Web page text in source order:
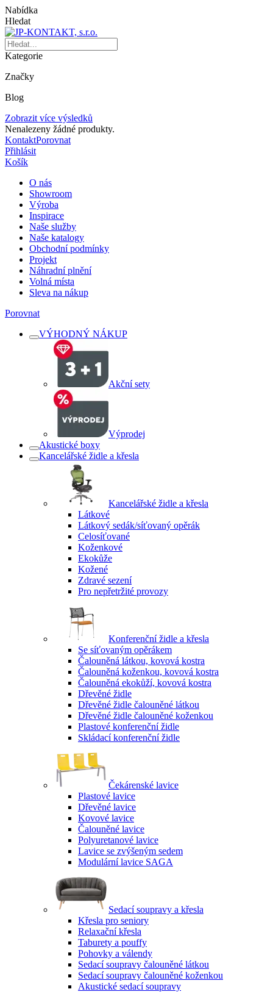
Nabídka
Hledat
Kategorie
Značky
Blog
Zobrazit více výsledků
Nenalezeny žádné produkty.
KontaktPorovnat
Přihlásit
Košík
O nás
Showroom
Výroba
Inspirace
Naše služby
Naše katalogy
Obchodní podmínky
Projekt
Náhradní plnění
Volná místa
Sleva na nákup
Porovnat
VÝHODNÝ NÁKUP
Akční sety
Výprodej
Akustické boxy
Kancelářské židle a křesla
Kancelářské židle a křesla
Látkové
Látkový sedák/síťovaný opěrák
Celosíťované
Koženkové
Ekokůže
Kožené
Zdravé sezení
Pro nepřetržité provozy
Konferenční židle a křesla
Se síťovaným opěrákem
Čalouněná látkou, kovová kostra
Čalouněná koženkou, kovová kostra
Čalouněná ekokůží, kovová kostra
Dřevěné židle
Dřevěné židle čalouněné látkou
Dřevěné židle čalouněné koženkou
Plastové konferenční židle
Skládací konferenční židle
Čekárenské lavice
Plastové lavice
Dřevěné lavice
Kovové lavice
Čalouněné lavice
Polyuretanové lavice
Lavice se zvýšeným sedem
Modulární lavice SAGA
Sedací soupravy a křesla
Křesla pro seniory
Relaxační křesla
Taburety a pouffy
Pohovky a válendy
Sedací soupravy čalouněné látkou
Sedací soupravy čalouněné koženkou
Akustické sedací soupravy